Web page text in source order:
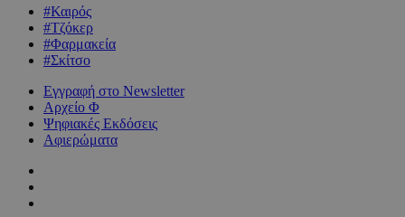
#Καιρός
#Τζόκερ
#Φαρμακεία
#Σκίτσο
Εγγραφή στο Newsletter
Αρχείο Φ
Ψηφιακές Εκδόσεις
Αφιερώματα